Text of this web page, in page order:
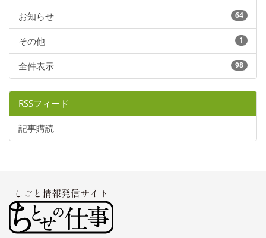
お知らせ 64
その他 1
全件表示 98
RSSフィード
記事購読